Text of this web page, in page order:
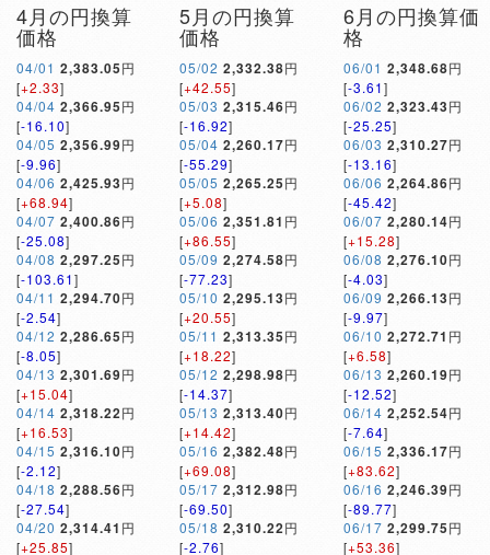
4月の円換算
価格
04/01 2,383.05円
[+2.33]
04/04 2,366.95円
[-16.10]
04/05 2,356.99円
[-9.96]
04/06 2,425.93円
[+68.94]
04/07 2,400.86円
[-25.08]
04/08 2,297.25円
[-103.61]
04/11 2,294.70円
[-2.54]
04/12 2,286.65円
[-8.05]
04/13 2,301.69円
[+15.04]
04/14 2,318.22円
[+16.53]
04/15 2,316.10円
[-2.12]
04/18 2,288.56円
[-27.54]
04/20 2,314.41 円
[+25.85]
5月の円換算
価格
05/02 2,332.38円
[+42.55]
05/03 2,315.46円
[-16.92]
05/04 2,260.17円
[-55.29]
05/05 2,265.25円
[+5.08]
05/06 2,351.81 円
[+86.55]
05/09 2,274.58円
[-77.23]
05/10 2,295.13円
[+20.55]
05/11 2,313.35円
[+18.22]
05/12 2,298.98円
[-14.37]
05/13 2,313.40円
[+14.42]
05/16 2,382.48円
[+69.08]
05/17 2,312.98円
[-69.50]
05/18 2,310.22円
[-2.76]
6月の円換算価
格
06/01 2,348.68円
[-3.61]
06/02 2,323.43円
[-25.25]
06/03 2,310.27円
[-13.16]
06/06 2,264.86円
[-45.42]
06/07 2,280.14円
[+15.28]
06/08 2,276.10円
[-4.03]
06/09 2,266.13円
[-9.97]
06/10 2,272.71 円
[+6.58]
06/13 2,260.19円
[-12.52]
06/14 2,252.54円
[-7.64]
06/15 2,336.17円
[+83.62]
06/16 2,246.39円
[-89.77]
06/17 2,299.75円
[+53.36]